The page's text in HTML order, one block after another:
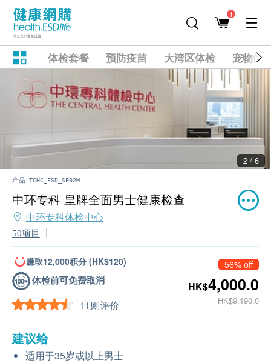
1
体检套餐 预防疫苗 大湾区体检 宠物健
2 / 6
产品: TCHC_ESD_SP02M
中环专科 皇牌全面男士健康检查
中环专科体检中心
50项目
赚取12,000积分 (HK$120)
体检前可免费取消
11则评价
56% off
HK$4,000.0
HK$9,190.0
建议给
适用于35岁或以上男士